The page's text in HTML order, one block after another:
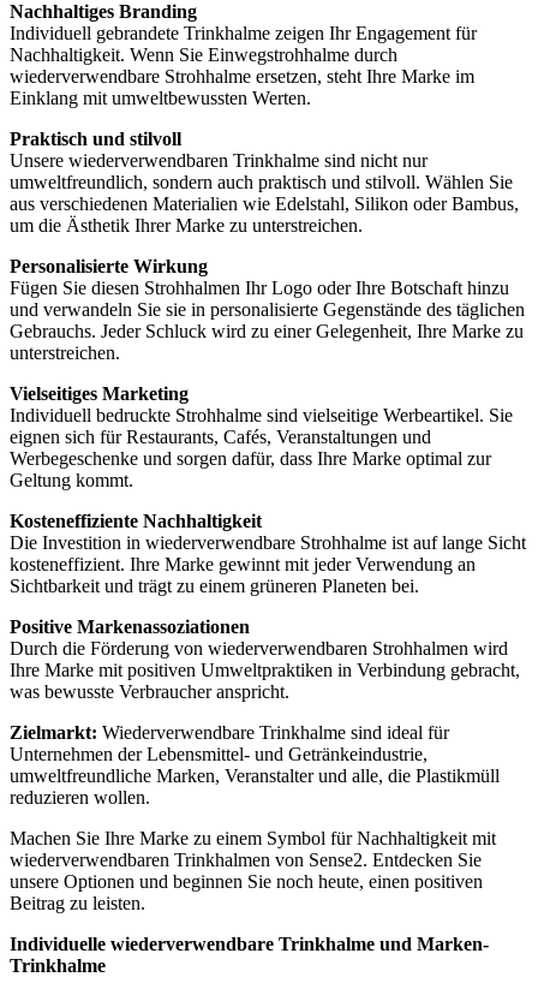
Nachhaltiges Branding
Individuell gebrandete Trinkhalme zeigen Ihr Engagement für
Nachhaltigkeit. Wenn Sie Einwegstrohhalme durch
wiederverwendbare Strohhalme ersetzen, steht Ihre Marke im
Einklang mit umweltbewussten Werten.
Praktisch und stilvoll
Unsere wiederverwendbaren Trinkhalme sind nicht nur
umweltfreundlich, sondern auch praktisch und stilvoll. Wählen Sie
aus verschiedenen Materialien wie Edelstahl, Silikon oder Bambus,
um die Ästhetik Ihrer Marke zu unterstreichen.
Personalisierte Wirkung
Fügen Sie diesen Strohhalmen Ihr Logo oder Ihre Botschaft hinzu
und verwandeln Sie sie in personalisierte Gegenstände des täglichen
Gebrauchs. Jeder Schluck wird zu einer Gelegenheit, Ihre Marke zu
unterstreichen.
Vielseitiges Marketing
Individuell bedruckte Strohhalme sind vielseitige Werbeartikel. Sie
eignen sich für Restaurants, Cafés, Veranstaltungen und
Werbegeschenke und sorgen dafür, dass Ihre Marke optimal zur
Geltung kommt.
Kosteneffiziente Nachhaltigkeit
Die Investition in wiederverwendbare Strohhalme ist auf lange Sicht
kosteneffizient. Ihre Marke gewinnt mit jeder Verwendung an
Sichtbarkeit und trägt zu einem grüneren Planeten bei.
Positive Markenassoziationen
Durch die Förderung von wiederverwendbaren Strohhalmen wird
Ihre Marke mit positiven Umweltpraktiken in Verbindung gebracht,
was bewusste Verbraucher anspricht.
Zielmarkt: Wiederverwendbare Trinkhalme sind ideal für
Unternehmen der Lebensmittel- und Getränkeindustrie,
umweltfreundliche Marken, Veranstalter und alle, die Plastikmüll
reduzieren wollen.
Machen Sie Ihre Marke zu einem Symbol für Nachhaltigkeit mit
wiederverwendbaren Trinkhalmen von Sense2. Entdecken Sie
unsere Optionen und beginnen Sie noch heute, einen positiven
Beitrag zu leisten.
Individuelle wiederverwendbare Trinkhalme und Marken-
Trinkhalme